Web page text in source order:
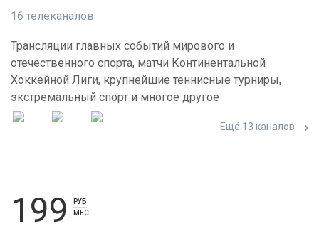
16 телеканалов
Трансляции главных событий мирового и
отечественного спорта, матчи Континентальной
Хоккейной Лиги, крупнейшие теннисные турниры,
экстремальный спорт и многое другое
Ещё 13 каналов
199
РУБ
МЕС